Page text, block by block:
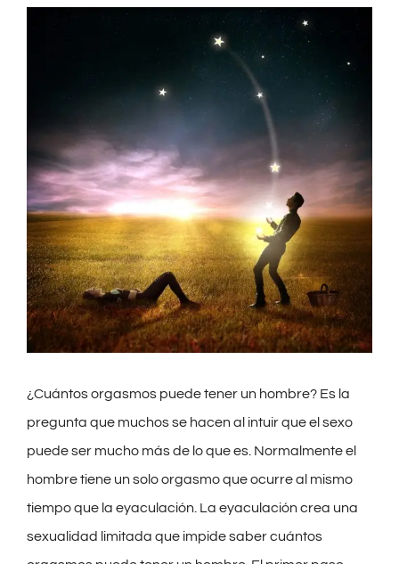
¿Cuántos orgasmos puede tener un hombre? Es la
pregunta que muchos se hacen al intuir que el sexo
puede ser mucho más de lo que es. Normalmente el
hombre tiene un solo orgasmo que ocurre al mismo
tiempo que la eyaculación. La eyaculación crea una
sexualidad limitada que impide saber cuántos